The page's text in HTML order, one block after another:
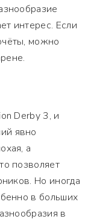
интерес. Если
можно
Derby 3, и
явно
а
позволяет
Но иногда
в больших
в